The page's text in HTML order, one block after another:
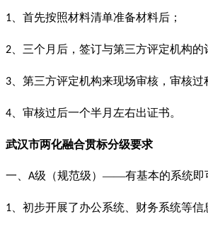
1 、首先按照材料清单准备材料后；
2 、三个月后，签订与第三方评定机构的
3 、第三方评定机构来现场审核，审核
4 、审核过后一个半月左右出证书。
武汉市两化融合贯标分级要求
一、 A级（规范级）——有基本的系统即
1 、初步开展了办公系统、财务系统等